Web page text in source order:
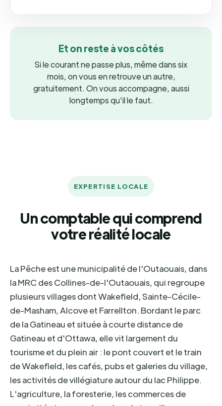
Et on reste à vos côtés
Si le courant ne passe plus, même dans six
mois, on vous en retrouve un autre,
gratuitement. On vous accompagne, aussi
longtemps qu'il le faut.
EXPERTISE LOCALE
Un comptable qui comprend
votre réalité locale
La Pêche est une municipalité de l'Outaouais, dans
la MRC des Collines-de-l'Outaouais, qui regroupe
plusieurs villages dont Wakefield, Sainte-Cécile-
de-Masham, Alcove et Farrellton. Bordant le parc
de la Gatineau et située à courte distance de
Gatineau et d'Ottawa, elle vit largement du
tourisme et du plein air : le pont couvert et le train
de Wakefield, les cafés, pubs et galeries du village,
les activités de villégiature autour du lac Philippe.
L'agriculture, la foresterie, les commerces de